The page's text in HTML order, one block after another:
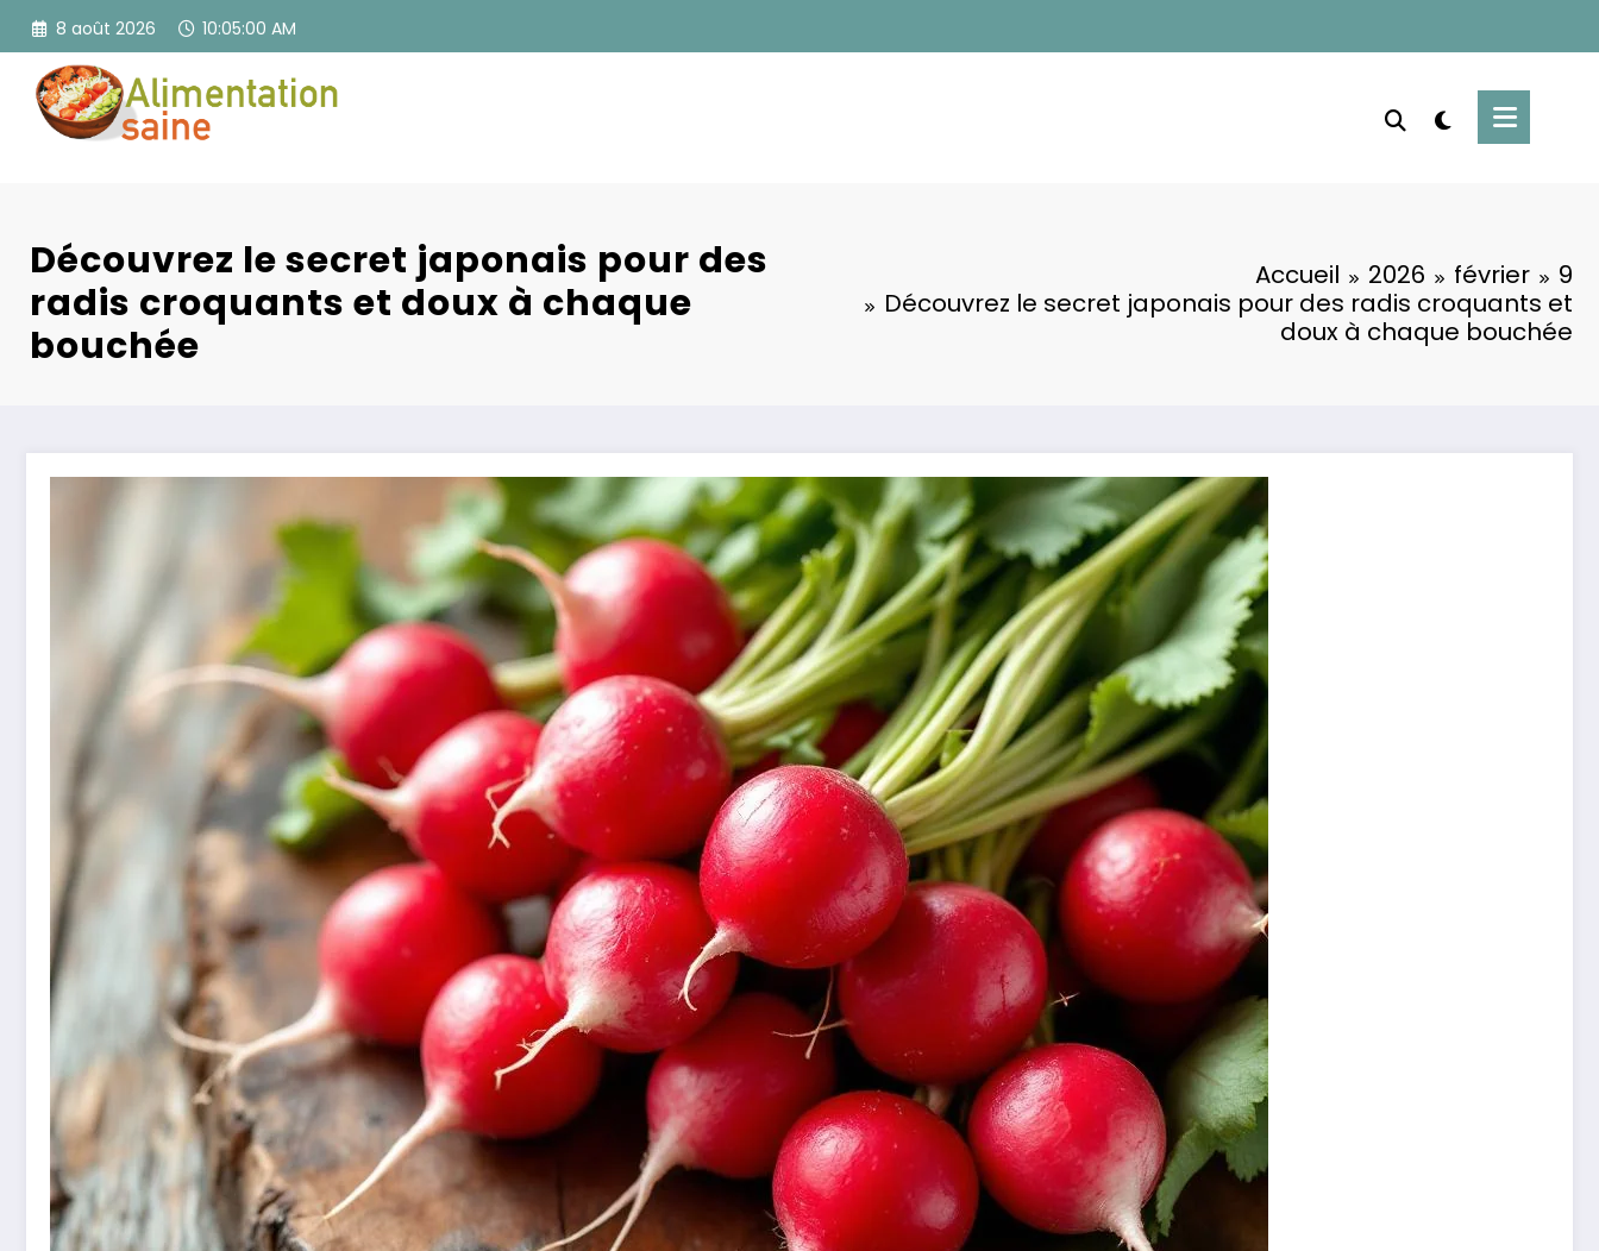
Aller
contenu
8 août 2026 10:05:02 AM
Découvrez le secret japonais pour des
radis croquants et doux à chaque
bouchée
Accueil 2026 février
9
Découvrez le secret japonais pour des radis croquants et
doux à chaque bouchée